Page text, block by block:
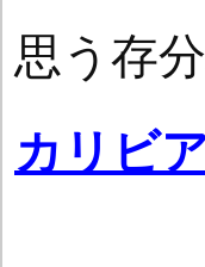
思う存
カリビ